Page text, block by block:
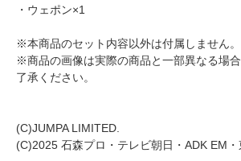
・ウェポン×1
※本商品のセット内容以外は付属しません。
※商品の画像は実際の商品と一部異なる場
了承ください。
(C)JUMPA LIMITED.
(C)2025 石森プロ・テレビ朝日・ADK EM・